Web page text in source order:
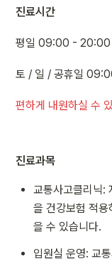
진료시간
평일 09:00 - 20:00
토 / 일 / 공휴일
편하게 내원하실 수
진료과목
교통사고클리닉:
을 건강보험 적
을 수 있습니다.
입원실 운영: 교